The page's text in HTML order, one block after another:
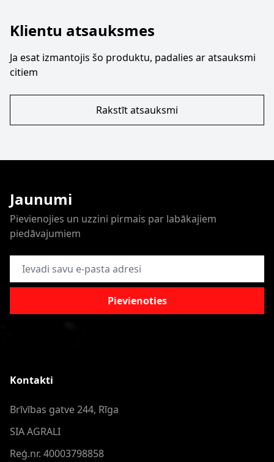
Klientu atsauksmes
Ja esat izmantojis šo produktu, padalies ar atsauksmi
citiem
Rakstīt atsauksmi
Jaunumi
Pievienojies un uzzini pirmais par labākajiem
piedāvajumiem
E-pasta adrese
Pievienoties
Kontakti
Brīvības gatve 244, Rīga
SIA AGRALI
Reģ.nr. 40003798858